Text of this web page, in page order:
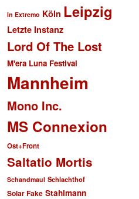
In Extremo Köln Leipzig
Letzte Instanz
Lord Of The Lost
M'era Luna Festival
Mannheim
Mono Inc.
MS Connexion
Ost+Front
Saltatio Mortis
Schandmaul Schlachthof
Solar Fake Stahlmann